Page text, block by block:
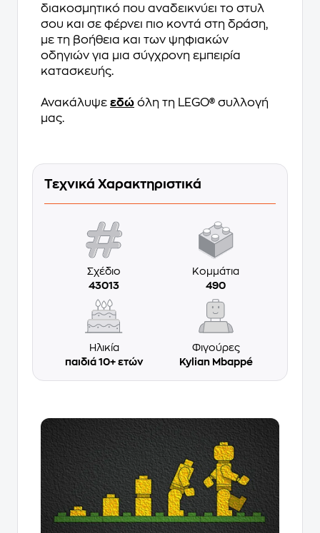
διακοσμητικό που αναδεικνύει το στυλ
σου και σε φέρνει πιο κοντά στη δράση,
με τη βοήθεια και των ψηφιακών
οδηγιών για μια σύγχρονη εμπειρία
κατασκευής.
Ανακάλυψε εδώ όλη τη LEGO® συλλογή
μας.
Τεχνικά Χαρακτηριστικά
Σχέδιο
43013
Κομμάτια
490
Ηλικία
παιδιά 10+ ετών
Φιγούρες
Kylian Mbappé